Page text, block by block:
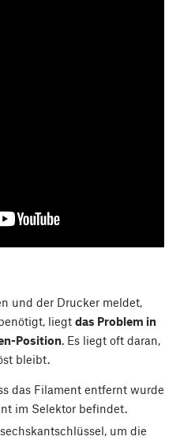
und der Drucker meldet,
liegt das Problem in
Position. Es liegt oft daran,
bleibt.
das Filament entfernt wurde
im Selektor befindet.
um die